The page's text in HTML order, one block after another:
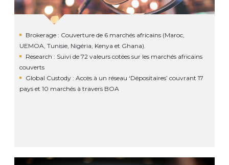
Brokerage : Couverture de 6 marchés africains (Maroc,
UEMOA, Tunisie, Nigéria, Kenya et Ghana).
Research : Suivi de 72 valeurs cotées sur les marchés africains
couverts
Global Custody : Accès à un réseau ‘Dépositaires’ couvrant 17
pays et 10 marchés à travers BOA